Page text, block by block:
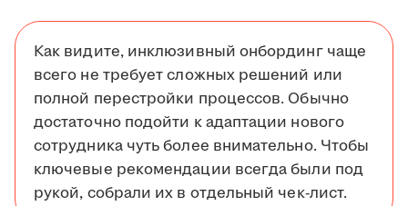
Как видите, инклюзивный онбординг чаще
всего не требует сложных решений или
полной перестройки процессов. Обычно
достаточно подойти к адаптации нового
сотрудника чуть более внимательно. Чтобы
ключевые рекомендации всегда были под
рукой, собрали их в отдельный чек-лист.